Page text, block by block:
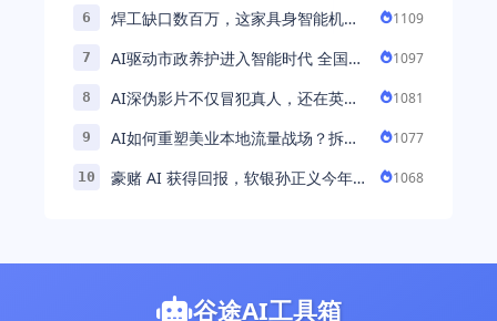
能 ...
6
焊工缺口数百万，这家具身智能机器
1109
7
AI驱动市政养护进入智能时代 全国首
1097
8
AI深伪影片不仅冒犯真人，还在英国
1081
9
AI如何重塑美业本地流量战场？拆
1077
10
豪赌 AI 获得回报，软银孙正义今年财
1068
谷途AI工具箱